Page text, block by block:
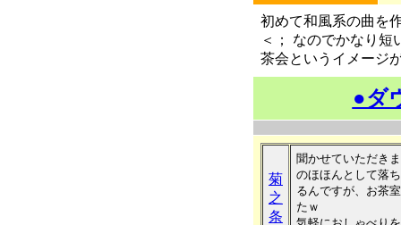
初めて和風系の曲を
＜； なのでかなり短
茶会というイメージ
●ダ
菊
之
条
聞かせていただき
のほほんとして落
るんですが、お茶
たｗ